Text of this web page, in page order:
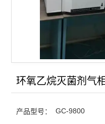
农药/溶剂残留气相色谱仪
微波消解仪
环氧乙烷灭菌剂气
产品型号： GC-9800